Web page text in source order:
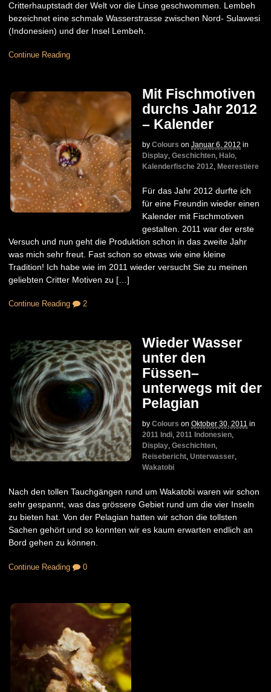
Critterhauptstadt der Welt vor die Linse geschwommen. Lembeh
bezeichnet eine schmale Wasserstrasse zwischen Nord- Sulawesi
(Indonesien) und der Insel Lembeh.
Continue Reading
Mit Fischmotiven
durchs Jahr 2012
– Kalender
by Colours on Januar 6, 2012 in
Display Geschichten Halo
Kalenderfische 2012 Meerestiere
Für das Jahr 2012 durfte ich
für eine Freundin wieder einen
Kalender mit Fischmotiven
gestalten. 2011 war der erste
Versuch und nun geht die Produktion schon in das zweite Jahr
was mich sehr freut. Fast schon so etwas wie eine kleine
Tradition! Ich habe wie im 2011 wieder versucht Sie zu meinen
geliebten Critter Motiven zu […]
Continue Reading 2
Wieder Wasser
unter den
Füssen–
unterwegs mit der
Pelagian
by Colours on Oktober 30, 2011 in
2011 Indi 2011 Indonesien
Display Geschichten
Reisebericht Unterwasser
Wakatobi
Nach den tollen Tauchgängen rund um Wakatobi waren wir schon
sehr gespannt, was das grössere Gebiet rund um die vier Inseln
zu bieten hat. Von der Pelagian hatten wir schon die tollsten
Sachen gehört und so konnten wir es kaum erwarten endlich an
Bord gehen zu können.
Continue Reading 0